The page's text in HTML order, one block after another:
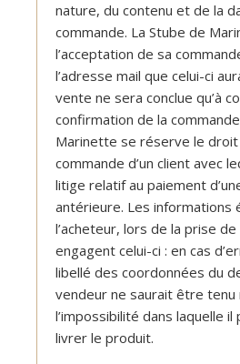
nature, du contenu et de la
commande. La Stube de
l’acceptation de sa
l’adresse mail que celui-ci
vente ne sera conclue qu’à
confirmation de la
Marinette se réserve le droit
commande d’un client avec
litige relatif au paiement
antérieure. Les informations
l’acheteur, lors de la prise
engagent celui-ci : en cas
libellé des coordonnées du
vendeur ne saurait être tenu
l’impossibilité dans laquelle
livrer le produit.